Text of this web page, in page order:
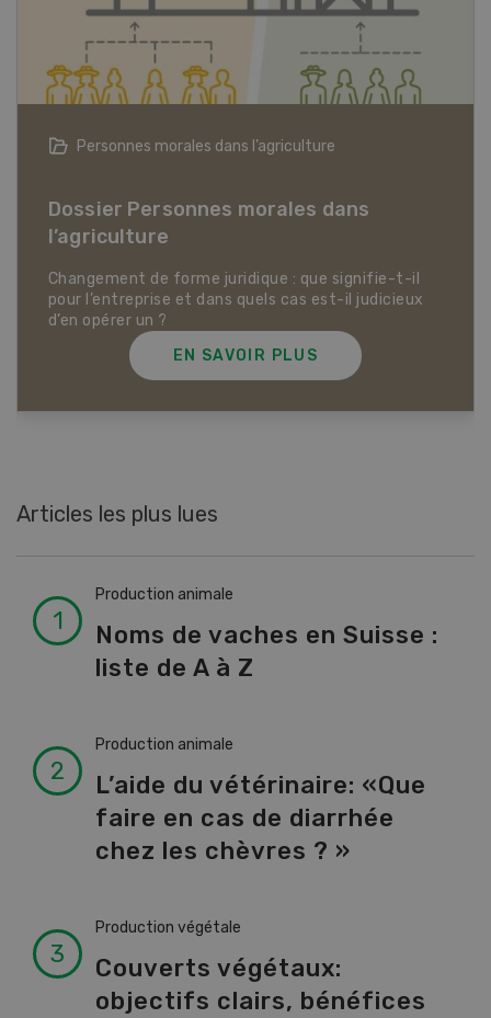
Personnes morales dans l’agriculture
Dossier Personnes morales dans
l’agriculture
Changement de forme juridique : que signifie-t-il
pour l’entreprise et dans quels cas est-il judicieux
d’en opérer un ?
EN SAVOIR PLUS
Articles les plus lues
Production animale
Noms de vaches en Suisse :
liste de A à Z
Production animale
L’aide du vétérinaire: «Que
faire en cas de diarrhée
chez les chèvres ? »
Production végétale
Couverts végétaux:
objectifs clairs, bénéfices